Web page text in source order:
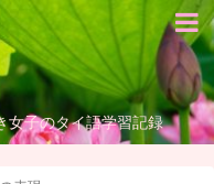
女子のタイ語学習記録